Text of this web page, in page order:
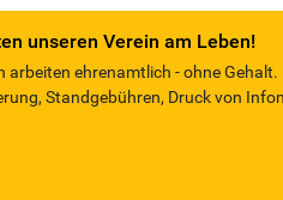
Wenn man hier ankommt, so
unseren Verein am Leben!
arbeiten ehrenamtlich - ohne
Standgebühren, Druck von